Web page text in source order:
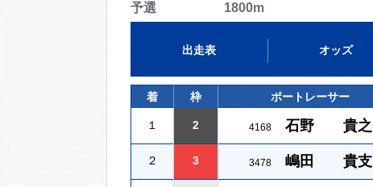
予選 1800m
出走表 オッズ
着 枠 ボートレーサー
１ 2 4168 石野 貴之
２ 3 3478 嶋田 貴支